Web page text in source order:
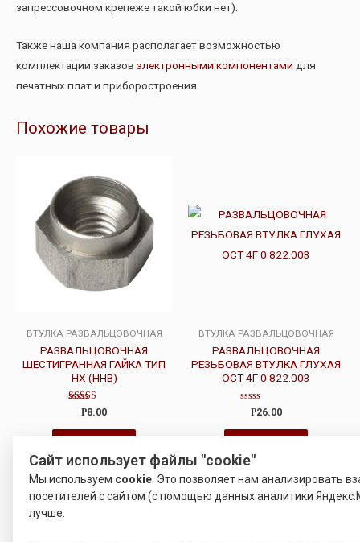
запрессовочном крепеже такой юбки нет).
Также наша компания располагает возможностью
комплектации заказов электронными компонентами для
печатных плат и приборостроения.
Похожие товары
ВТУЛКА РАЗВАЛЬЦОВОЧНАЯ
РАЗВАЛЬЦОВОЧНАЯ
ШЕСТИГРАННАЯ ГАЙКА ТИП
HX (HHB)
Оценка
4.50
из 5
Р8.00
ВТУЛКА РАЗВАЛЬЦОВОЧНАЯ
РАЗВАЛЬЦОВОЧНАЯ
РЕЗЬБОВАЯ ВТУЛКА ГЛУХАЯ
ОСТ 4Г 0.822.003
Оценка
из
5
Р26.00
Сайт использует файлы "cookie"
Мы используем cookie . Это позволяет нам анализировать
посетителей с сайтом (с помощью данных аналитики
лучше.